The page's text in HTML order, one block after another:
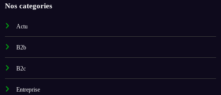
Nos categories
Actu
B2b
B2c
Entreprise